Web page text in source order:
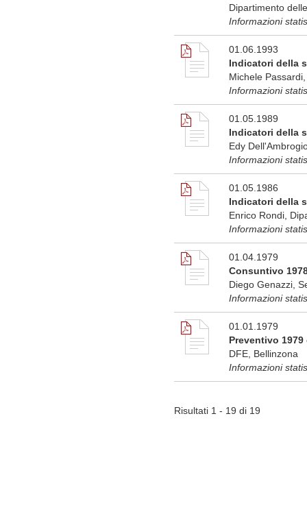
Dipartimento
Informazioni
01.06.1993
Indicatori della
Michele
Informazioni
01.05.1989
Indicatori della
Edy
Informazioni
01.05.1986
Indicatori della
Enrico Rondi,
Informazioni
01.04.1979
Consuntivo
Diego Genazzi,
Informazioni
01.01.1979
Preventivo
DFE, Bellinzona
Informazioni
Risultati 1 - 19 di 19